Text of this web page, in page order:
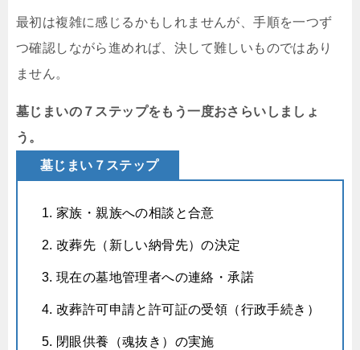
最初は複雑に感じるかもしれませんが、手順を一つず
つ確認しながら進めれば、決して難しいものではあり
ません。
墓じまいの７ステップをもう一度おさらいしましょ
う。
墓じまい７ステップ
家族・親族への相談と合意
改葬先（新しい納骨先）の決定
現在の墓地管理者への連絡・承諾
改葬許可申請と許可証の受領（行政手続き）
閉眼供養（魂抜き）の実施